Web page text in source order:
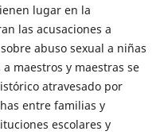
lugar en la
las acusaciones a
abuso sexual a niñas
maestros y maestras se
atravesado por
entre familias y
escolares y